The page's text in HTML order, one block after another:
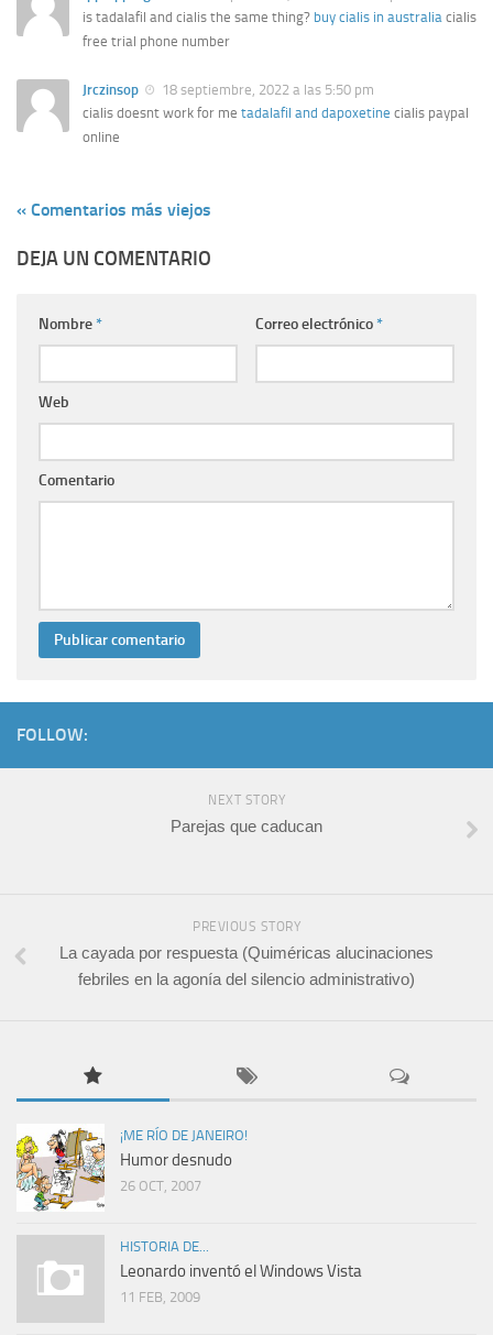
is tadalafil and cialis the same thing? buy cialis in australia cialis
free trial phone number
Jrczinsop
18 septiembre, 2022 a las 5:50 pm
cialis doesnt work for me tadalafil and dapoxetine cialis paypal
online
« Comentarios más viejos
DEJA UN COMENTARIO
Nombre* Correo electrónico*
Web
Comentario
FOLLOW:
NEXT STORY
Parejas que caducan
PREVIOUS STORY
La cayada por respuesta (Quiméricas alucinaciones
febriles en la agonía del silencio administrativo)
¡ME RÍO DE JANEIRO!
Humor desnudo
26 OCT, 2007
HISTORIA DE...
Leonardo inventó el Windows Vista
11 FEB, 2009